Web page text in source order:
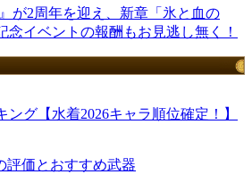
が2周年を迎え、新章「氷と血の
念イベントの報酬もお見逃し無く！
ング【水着2026キャラ順位確定！】
評価とおすすめ武器